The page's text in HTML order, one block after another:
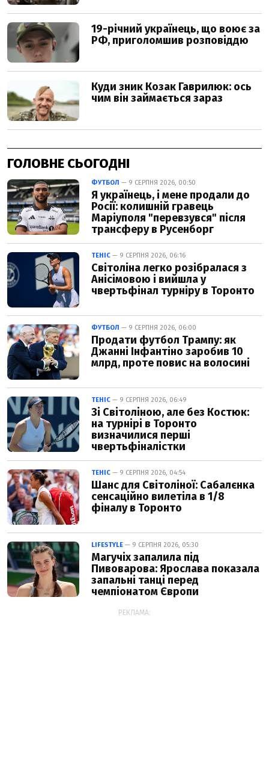
ГОЛОВНЕ СЬОГОДНІ
ФУТБОЛ — 9 СЕРПНЯ 2026, 00:50
Я українець, і мене продали до
Росії: колишній гравець
Маріуполя "перевзувся" після
трансферу в Русенборг
ТЕНІС — 9 СЕРПНЯ 2026, 06:16
Світоліна легко розібралася з
Анісімовою і вийшла у
чвертьфінал турніру в Торонто
ФУТБОЛ — 9 СЕРПНЯ 2026, 06:00
Продати футбол Трампу: як
Джанні Інфантіно заробив 10
млрд, проте повис на волосині
ТЕНІС — 9 СЕРПНЯ 2026, 06:49
Зі Світоліною, але без Костюк:
на турнірі в Торонто
визначилися перші
чвертьфіналістки
ТЕНІС — 9 СЕРПНЯ 2026, 04:54
Шанс для Світоліної: Сабалєнка
сенсаційно вилетіла в 1/8
фіналу в Торонто
LIFESTYLE — 9 СЕРПНЯ 2026, 05:30
Магучіх запалила під
Пивоварова: Ярослава показала
запальні танці перед
чемпіонатом Європи
РЕКЛАМА: